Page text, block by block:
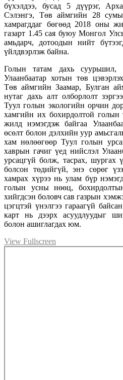
бүхэлдээ, бусад 5 дүүрэг,
Сэлэнгэ, Төв аймгийн 28
хамрагддаг бөгөөд 2018 оны
газарт 1.45 сая буюу Монгол
амьдарч, дотоодын нийт
үйлдвэрлэж байна.
Голын татам дахь суурьшил,
Улаанбаатар хотын төв
Төв аймгийн Заамар, Булган
нутаг дахь алт олборлолт
Туул голын экологийн орчин
хамгийн их бохирдолтой
жилд нэмэгдэж байгаа
өсөлт болон дэлхийн уур
хам нөлөөгөөр Туул голын
хаврын гачиг үед нийслэл
урсацгүй болж, тасрах, шургах
болсон төдийгүй, энэ сөрөг
хамрах хүрээ нь улам бүр
голын усны нөөц,
хийгдсэн боловч сав газрын
цэгцтэй үнэлгээ гараагүй
карт нь дээрх асуудлуудыг
болон ашиглагдах юм.
View Fullscreen